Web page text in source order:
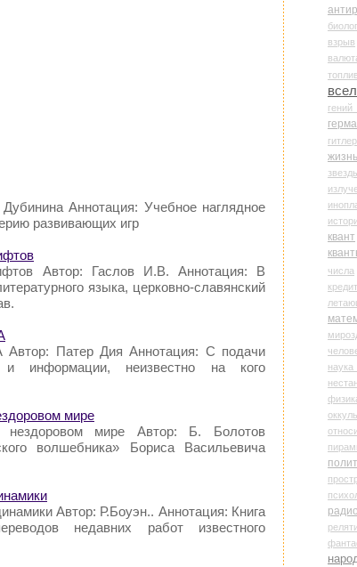
Аннотация: Учебное наглядное
развивающих игр
Автор: Гаслов И.В. Аннотация: В
языка, церковно-славянский
Патер Дия Аннотация: С подачи
и информации, неизвестно на кого
мире
нездоровом мире Автор: Б. Болотов
волшебника» Бориса Васильевича
Автор: Р.Боуэн.. Аннотация: Книга
недавних работ известного
взрыв
гитлер
жизнь
квант
числа
кредит
наука
радио